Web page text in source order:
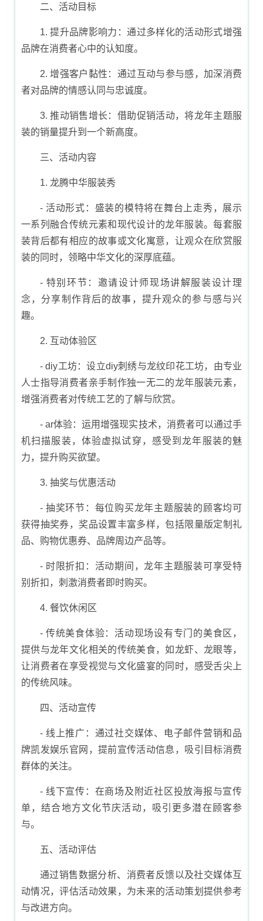
二、活动目标
1. 提升品牌影响力：通过多样化的活动形式增强
品牌在消费者心中的认知度。
2. 增强客户黏性：通过互动与参与感，加深消费
者对品牌的情感认同与忠诚度。
3. 推动销售增长：借助促销活动，将龙年主题服
装的销量提升到一个新高度。
三、活动内容
1. 龙腾中华服装秀
- 活动形式：盛装的模特将在舞台上走秀，展示
一系列融合传统元素和现代设计的龙年服装。每套服
装背后都有相应的故事或文化寓意，让观众在欣赏服
装的同时，领略中华文化的深厚底蕴。
- 特别环节：邀请设计师现场讲解服装设计理
念，分享制作背后的故事，提升观众的参与感与兴
趣。
2. 互动体验区
- diy工坊：设立diy刺绣与龙纹印花工坊，由专业
人士指导消费者亲手制作独一无二的龙年服装元素，
增强消费者对传统工艺的了解与欣赏。
- ar体验：运用增强现实技术，消费者可以通过手
机扫描服装，体验虚拟试穿，感受到龙年服装的魅
力，提升购买欲望。
3. 抽奖与优惠活动
- 抽奖环节：每位购买龙年主题服装的顾客均可
获得抽奖券，奖品设置丰富多样，包括限量版定制礼
品、购物优惠券、品牌周边产品等。
- 时限折扣：活动期间，龙年主题服装可享受特
别折扣，刺激消费者即时购买。
4. 餐饮休闲区
- 传统美食体验：活动现场设有专门的美食区，
提供与龙年文化相关的传统美食，如龙虾、龙眼等，
让消费者在享受视觉与文化盛宴的同时，感受舌尖上
的传统风味。
四、活动宣传
- 线上推广：通过社交媒体、电子邮件营销和品
牌凯发娱乐官网，提前宣传活动信息，吸引目标消费
群体的关注。
- 线下宣传：在商场及附近社区投放海报与宣传
单，结合地方文化节庆活动，吸引更多潜在顾客参
与。
五、活动评估
通过销售数据分析、消费者反馈以及社交媒体互
动情况，评估活动效果，为未来的活动策划提供参考
与改进方向。